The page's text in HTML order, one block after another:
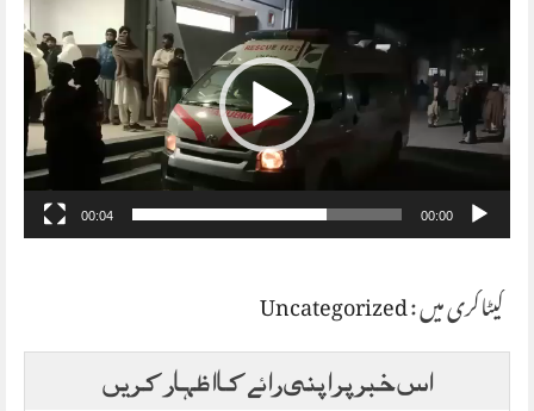
00:00
00:04
کیٹاگری میں :Uncategorized
اس خبر پر اپنی رائے کا اظہار کریں